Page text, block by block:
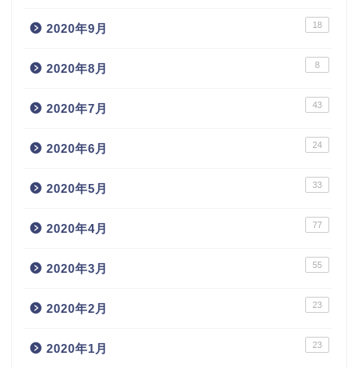
2020年9月 18
2020年8月 8
2020年7月 43
2020年6月 24
2020年5月 33
2020年4月 77
2020年3月 55
2020年2月 23
2020年1月 23